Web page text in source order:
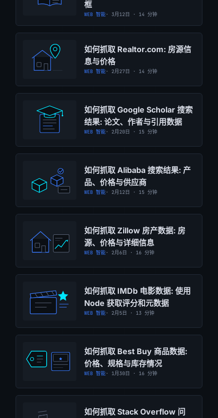
框
WEB 智能· 3月12日 · 14 分钟
如何抓取 Realtor.com: 房源信
息与价格
WEB 智能· 2月27日 · 14 分钟
如何抓取 Google Scholar 搜索
结果: 论文、作者与引用数据
WEB 智能· 2月20日 · 15 分钟
如何抓取 Alibaba 搜索结果: 产
品、价格与供应商
WEB 智能· 2月12日 · 15 分钟
如何抓取 Zillow 房产数据: 房
源、价格与详细信息
WEB 智能· 2月6日 · 16 分钟
如何抓取 IMDb 电影数据: 使用
Node 获取评分和元数据
WEB 智能· 2月5日 · 13 分钟
如何抓取 Best Buy 商品数据:
价格、规格与库存情况
WEB 智能· 1月30日 · 16 分钟
如何抓取 Stack Overflow 问